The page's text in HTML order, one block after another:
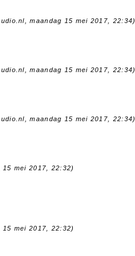
maandag 15 mei 2017, 22:34)
maandag 15 mei 2017, 22:34)
maandag 15 mei 2017, 22:34)
mei 2017, 22:32)
mei 2017, 22:32)